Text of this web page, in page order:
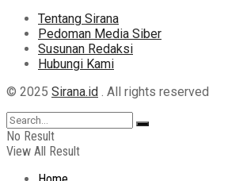
Tentang Sirana
Pedoman Media Siber
Susunan Redaksi
Hubungi Kami
© 2025 Sirana.id . All rights reserved
No Result
View All Result